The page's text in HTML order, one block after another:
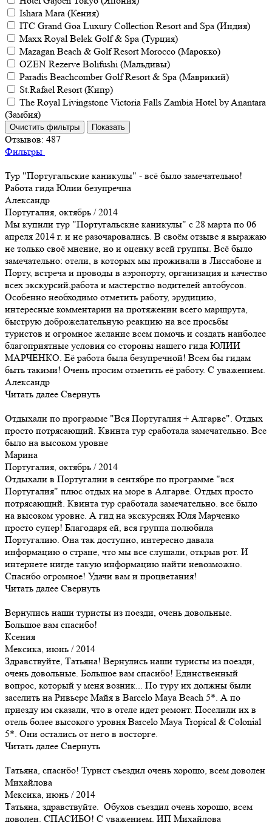
Ishara Mara (Кения)
ITC Grand Goa Luxury Collection Resort and Spa (Индия)
Maxx Royal Belek Golf & Spa (Турция)
Mazagan Beach & Golf Resort Morocco (Марокко)
OZEN Rezerve Bolifushi (Мальдивы)
Paradis Beachcomber Golf Resort & Spa (Маврикий)
St.Rafael Resort (Кипр)
The Royal Livingstone Victoria Falls Zambia Hotel by Anantara
(Замбия)
Отзывов: 487
Фильтры
Тур "Португальские каникулы" - всё было замечательно!
Работа гида Юлии безупречна
Александр
Португалия, октябрь / 2014
Мы купили тур "Португальские каникулы" с 28 марта по 06
апреля 2014 г. и не разочаровались. В своём отзыве я выражаю
не только своё мнение, но и оценку всей группы. Всё было
замечательно: отели, в которых мы проживали в Лиссабоне и
Порту, встреча и проводы в аэропорту, организация и качество
всех экскурсий,работа и мастерство водителей автобусов.
Особенно необходимо отметить работу, эрудицию,
интересные комментарии на протяжении всего маршрута,
быструю доброжелательную реакцию на все просьбы
туристов и огромное желание всем помочь и создать наиболее
благоприятные условия со стороны нашего гида ЮЛИИ
МАРЧЕНКО. Её работа была безупречной! Всем бы гидам
быть такими! Очень просим отметить её работу. С уважением.
Александр
Читать далее Свернуть
Отдыхали по программе "Вся Португалия + Алгарве". Отдых
просто потрясающий. Квинта тур сработала замечательно. Все
было на высоком уровне
Марина
Португалия, октябрь / 2014
Отдыхали в Португалии в сентябре по программе "вся
Португалия" плюс отдых на море в Алгарве. Отдых просто
потрясающий. Квинта тур сработала замечательно. все было
на высоком уровне. А гид на экскурсиях Юля Марченко
просто супер! Благодаря ей, вся группа полюбила
Португалию. Она так доступно, интересно давала
информацию о стране, что мы все слушали, открыв рот. И
интернете нигде такую информацию найти невозможно.
Спасибо огромное! Удачи вам и процветания!
Читать далее Свернуть
Вернулись наши туристы из поезди, очень довольные.
Большое вам спасибо!
Ксения
Мексика, июнь / 2014
Здравствуйте, Татьяна! Вернулись наши туристы из поезди,
очень довольные. Большое вам спасибо! Единственный
вопрос, который у меня возник... По туру их должны были
заселить на Ривьере Майя в Barcelo Maya Beach 5*. А по
приезду им сказали, что в отеле идет ремонт. Поселили их в
отель более высокого уровня Barcelo Maya Tropical & Colonial
5*. Они остались от него в восторге.
Читать далее Свернуть
Татьяна, спасибо! Турист съездил очень хорошо, всем доволен
Михайлова
Мексика, июнь / 2014
Татьяна, здравствуйте. Обухов съездил очень хорошо, всем
доволен. СПАСИБО! С уважением, ИП Михайлова